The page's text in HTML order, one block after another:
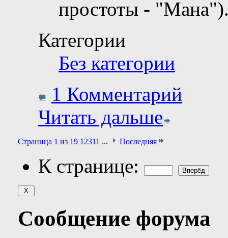
простоты -
Категории
Без категории
1 Комментарий
Читать дальше
Страница 1 из 19 1 2311 ... Последняя
К странице:
Сообщение форума